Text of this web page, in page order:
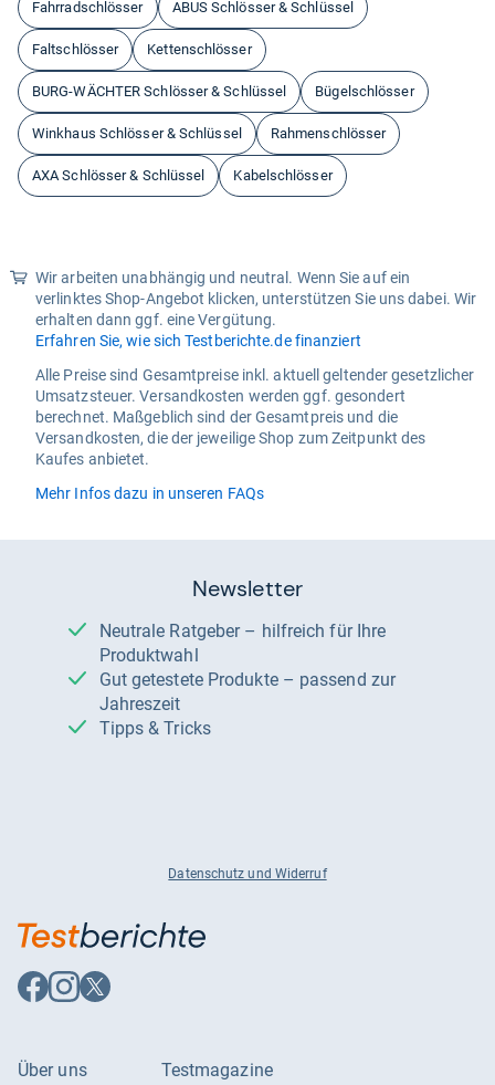
Fahrradschlösser ABUS Schlösser & Schlüssel
Faltschlösser Kettenschlösser
BURG-WÄCHTER Schlösser & Schlüssel Bügelschlösser
Winkhaus Schlösser & Schlüssel Rahmenschlösser
AXA Schlösser & Schlüssel Kabelschlösser
Wir arbeiten unabhängig und neutral. Wenn Sie auf ein
verlinktes Shop-Angebot klicken, unterstützen Sie uns dabei. Wir
erhalten dann ggf. eine Vergütung.
Erfahren Sie, wie sich Testberichte.de finanziert
Alle Preise sind Gesamtpreise inkl. aktuell geltender gesetzlicher
Umsatzsteuer. Versandkosten werden ggf. gesondert
berechnet. Maßgeblich sind der Gesamtpreis und die
Versandkosten, die der jeweilige Shop zum Zeitpunkt des
Kaufes anbietet.
Mehr Infos dazu in unseren FAQs
Newsletter
Neutrale Ratgeber – hilfreich für Ihre
Produktwahl
Gut getestete Produkte – passend zur
Jahreszeit
Tipps & Tricks
Datenschutz und Widerruf
Auf
Facebook
Auf
Instagram
Auf
X
Über uns Testmagazine